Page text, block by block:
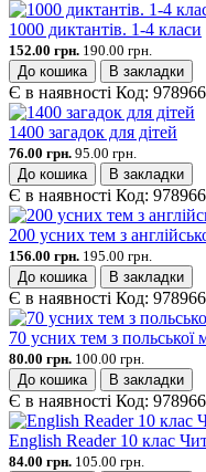
1000 диктантів. 1-4 класи
152.00 грн. 190.00 грн.
До кошика
В закладки
Є в наявності Код:
1400 загадок для дітей
76.00 грн. 95.00 грн.
До кошика
В закладки
Є в наявності Код:
200 усних тем з
156.00 грн. 195.00 грн.
До кошика
В закладки
Є в наявності Код:
70 усних тем з польської
80.00 грн. 100.00 грн.
До кошика
В закладки
Є в наявності Код:
English Reader 10 клас
84.00 грн. 105.00 грн.